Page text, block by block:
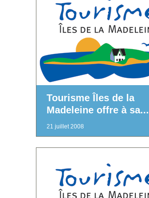
Tourisme Îles de la
Madeleine offre à sa...
21 juillet 2008